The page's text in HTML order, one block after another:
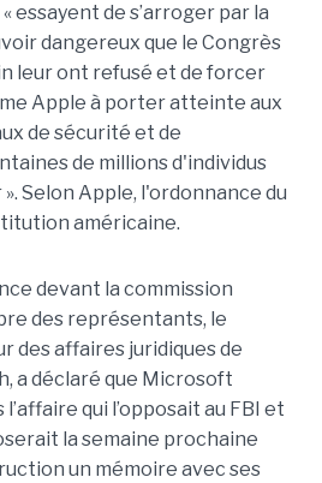
essayent de s’arroger par la
dangereux que le Congrès
leur ont refusé et de forcer
Apple à porter atteinte aux
de sécurité et de
de millions d'individus
Selon Apple, l'ordonnance du
américaine.
devant la commission
des représentants, le
des affaires juridiques de
a déclaré que Microsoft
qui l’opposait au FBI et
la semaine prochaine
un mémoire avec ses